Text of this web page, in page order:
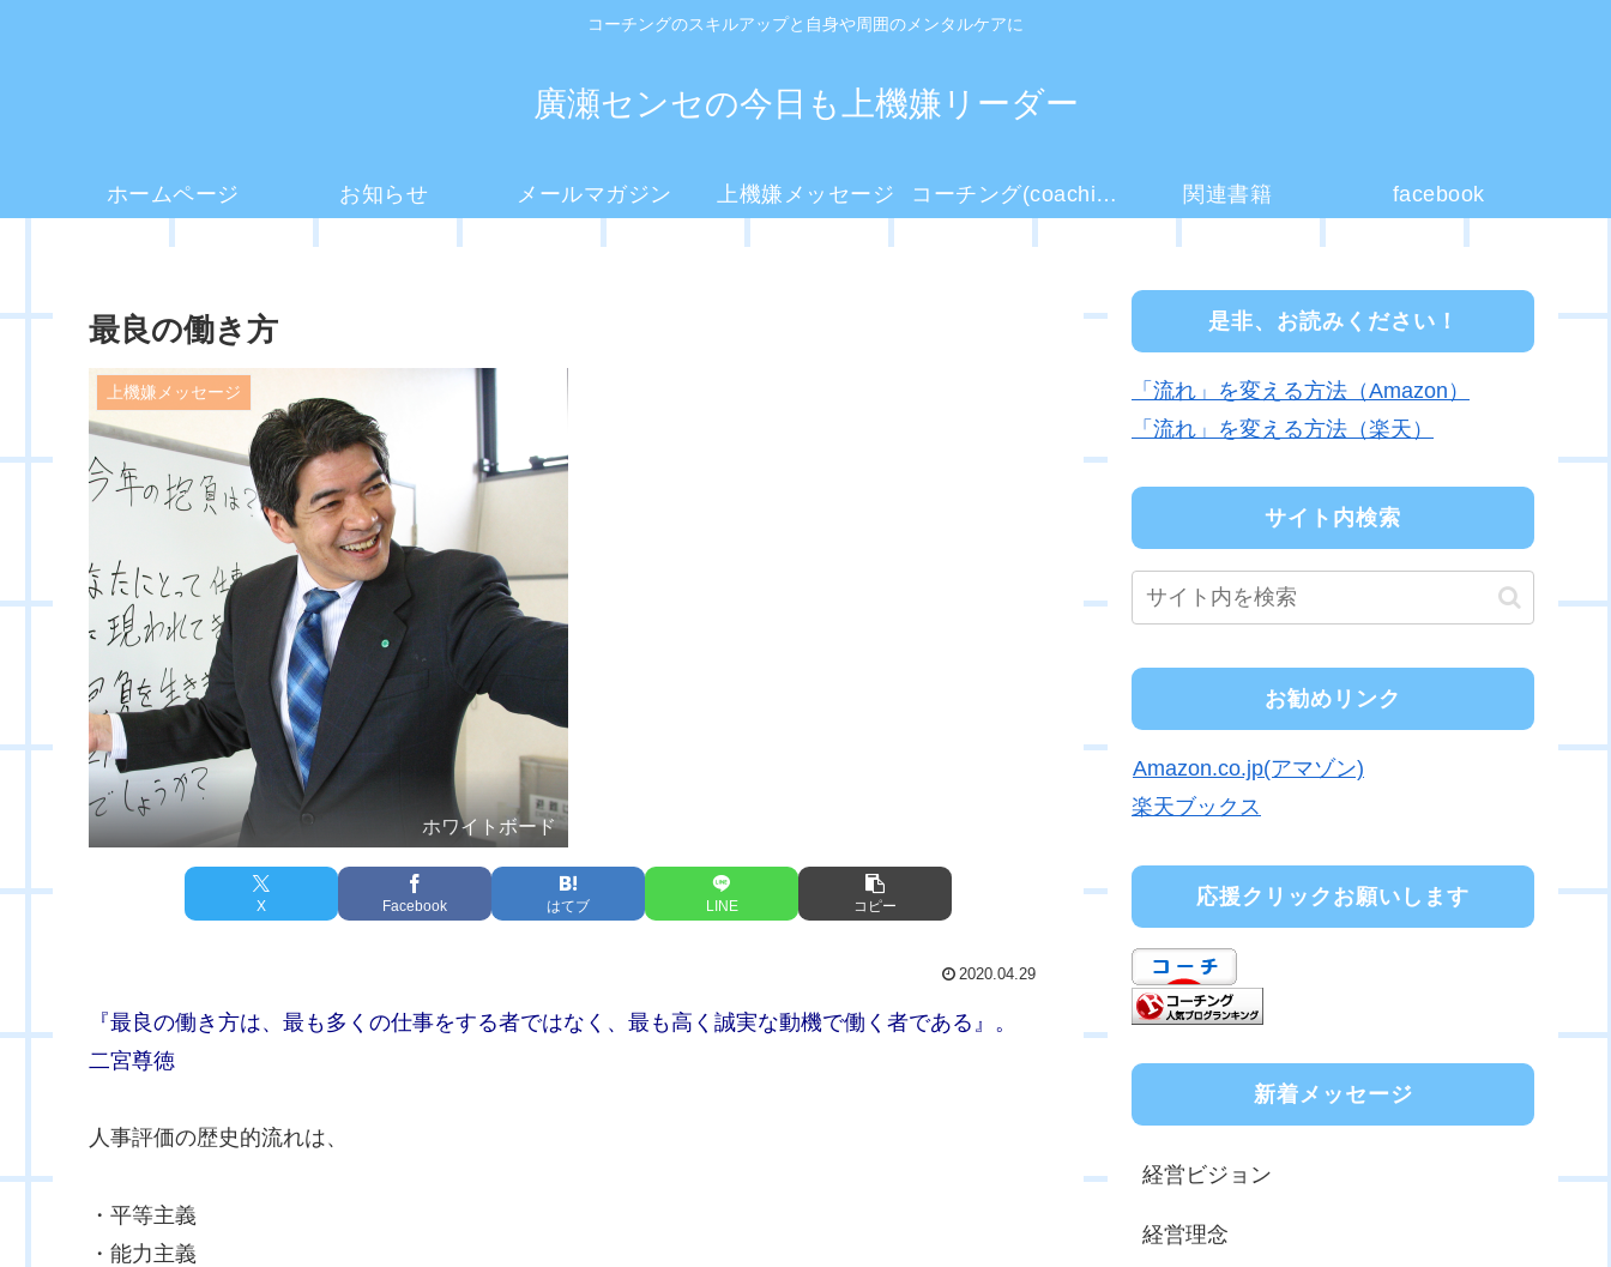
コーチングのスキルアップと自身や周囲のメンタルケアに
廣瀬センセの今日も上機嫌リーダー
ホームページ お知らせ メールマガジン 上機嫌メッセージ コーチング(coaching)とは？ 関連書籍 facebook
最良の働き方
上機嫌メッセージ
ホワイトボード
X Facebook はてブ LINE コピー
2020.04.29
『最良の働き方は、最も多くの仕事をする者ではなく、最も高く誠実な動機で働く者である』。
二宮尊徳
人事評価の歴史的流れは、
・平等主義
・能力主義
是非、お読みください！
「流れ」を変える方法（Amazon）
「流れ」を変える方法（楽天）
サイト内検索
お勧めリンク
Amazon.co.jp(アマゾン)
楽天ブックス
応援クリックお願いします
新着メッセージ
経営ビジョン
経営理念